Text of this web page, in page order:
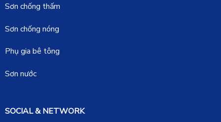
Sơn chống thấm
Sơn chống nóng
Phụ gia bê tông
Sơn nước
SOCIAL & NETWORK